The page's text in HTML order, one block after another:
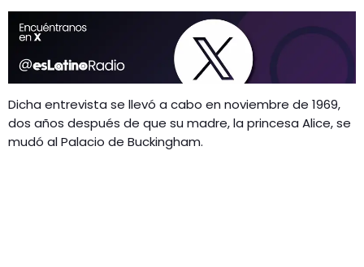
Dicha entrevista se llevó a cabo en noviembre de 1969,
dos años después de que su madre, la princesa Alice, se
mudó al Palacio de Buckingham.